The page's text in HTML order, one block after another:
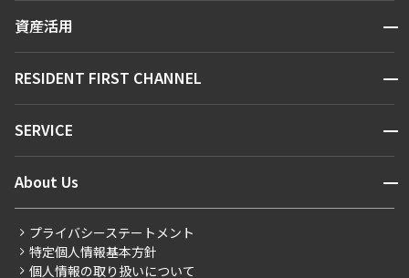
新着情報から探す
新着募集情報
こだわりから探す
こだわり一覧
お問い合わせ
資産活用 開閉
お問い合わせ
RESIDENT FIRST CHANNEL 開閉
マンションレポート
住まいのコラム
SERVICE 開閉
会員ページ
ご入居・提携サービス
お部屋探しからご契約まで
About Us 開閉
会社情報
事業案内
プライバシーステートメント
特定個人情報基本方針
個人情報の取り扱いについて